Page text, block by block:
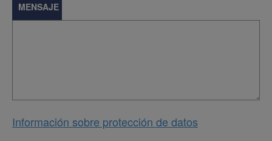
MENSAJE
Información sobre protección de datos